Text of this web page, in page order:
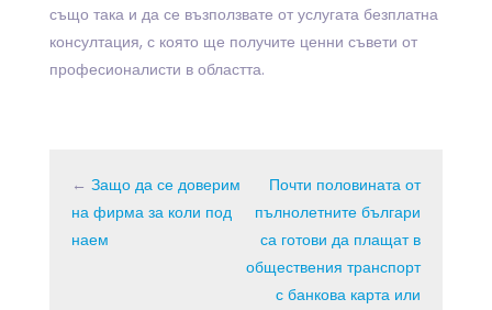
също така и да се възползвате от услугата безплатна
консултация, с която ще получите ценни съвети от
професионалисти в областта.
← Защо да се доверим
на фирма за коли под
наем
Почти половината от
пълнолетните българи
са готови да плащат в
обществения транспорт
с банкова карта или